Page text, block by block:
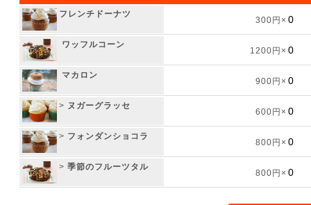
フレンチドーナツ
300円×
ワッフルコーン
1200円×
マカロン
900円×
> ヌガーグラッセ
600円×
> フォンダンショコラ
800円×
> 季節のフルーツタル
800円×